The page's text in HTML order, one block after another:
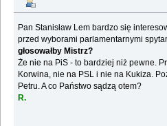
Pan Stanisław Lem bardzo się
przed wyborami parlamentarnymi
głosowałby Mistrz?
Że nie na PiS - to bardziej niż pewne.
Korwina, nie na PSL i nie na Kukiza.
Petru. A co Państwo sądzą otem?
R.